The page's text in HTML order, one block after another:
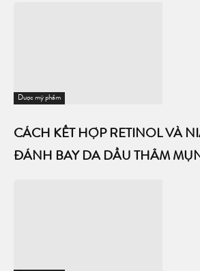
Dược mỹ phẩm
CÁCH KẾT HỢP RETINOL VÀ
ĐÁNH BAY DA DẦU THÂM